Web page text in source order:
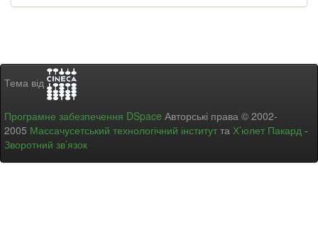
Тема від
Програмне забезпечення DSpace Авторські права © 2002-
2005 Массачусетський технологічний інститут та Х’юлет Пакард -
Зворотний зв’язок